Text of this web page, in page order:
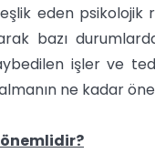
eden psikolojik
bazı
işler ve
ne kadar